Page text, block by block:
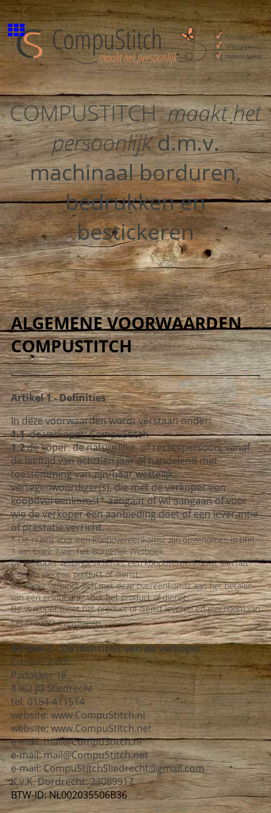
COMPUSTITCHmaakt het
persoonlijkd.m.v.
machinaal borduren,
bedrukken en
bestickeren
ALGEMENE VOORWAARDEN
COMPUSTITCH
Artikel 1 - Definities
In deze voorwaarden wordt verstaan onder:
1.1de verkoper: CompuStitch
1.2de koper: de natuurlijke- of rechtspersoon, vanaf
de leeftijd van achttien jaar of handelend met
toestemming van zijn/haar wettelijk
vertegenwoordiger(s), die met de verkoper een
koopovereenkomst* aangaat of wil aangaan of voor
wie de verkoper een aanbieding doet of een leverantie
of prestatie verricht.
* De regels voor een koopovereenkomst zijn opgenomen in titel
1 van boek 7 van het Burgerlijk Wetboek.
De verkoper verbindt zich met een koopovereenkomst aan het
leveren van een product of dienst.
De koper verbindt zich met deze overeenkomst aan het betalen
van een geldbedrag voor het product of dienst.
De verkoper moet het product of dienst leveren en eigendom van
het product overdragen.
Artikel 2 – De identiteit van de verkoper
CompuStitch
Padakker 18
3362 JG Sliedrecht
tel: 0184-411514
website:www.CompuStitch.nl
website: www.CompuStitch.net
e-mail:mail@CompuStitch.nl
e-mail: mail@CompuStitch.net
e-mail: CompuStitchSliedrecht@gmail.com
K.v.K. Dordrecht: 23089917
BTW-ID: NL002035506B36